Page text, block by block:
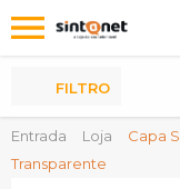
Entrada Loja
Capa
Transparente
FILTRO